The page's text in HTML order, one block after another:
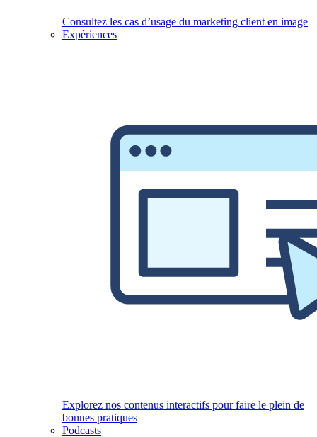
Consultez les cas d’usage du marketing client en image
Expériences
Explorez nos contenus interactifs pour faire le plein de
bonnes pratiques
Podcasts